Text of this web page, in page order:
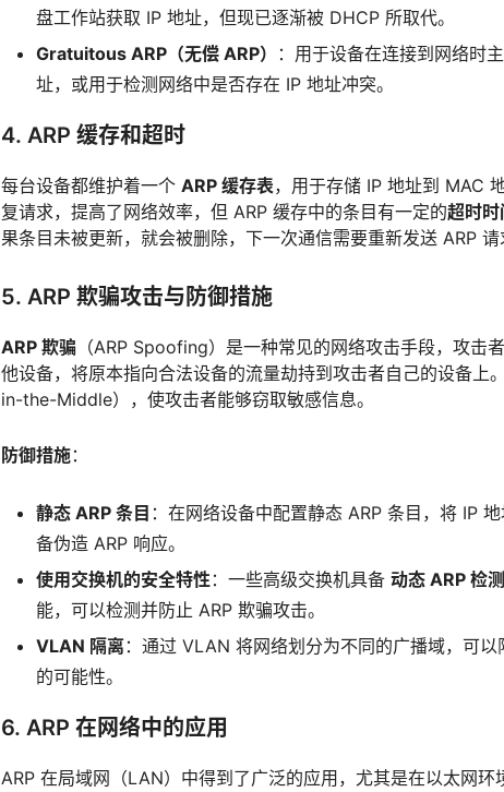
盘工作站获取 IP 地址，但现已逐渐被 DHCP 所取代。
Gratuitous ARP（无偿 ARP）
：用于设备在连接到网络时
址，或用于检测网络中是否存在 IP 地址冲突。
4. ARP 缓存和超时
每台设备都维护着一个 ARP 缓存表，用于存储 IP 地址到 MAC
复请求，提高了网络效率，但 ARP 缓存中的条目有一定的超时时
果条目未被更新，就会被删除，下一次通信需要重新发送 ARP 请
5. ARP 欺骗攻击与防御措施
ARP 欺骗 （ARP Spoofing）是一种常见的网络攻击手段，攻击
他设备，将原本指向合法设备的流量劫持到攻击者自己的设备上
in-the-Middle），使攻击者能够窃取敏感信息。
防御措施：
静态 ARP 条目 ：在网络设备中配置静态 ARP 条目，将 IP
备伪造 ARP 响应。
使用交换机的安全特性 ：一些高级交换机具备 动态 ARP 检
能，可以检测并防止 ARP 欺骗攻击。
VLAN 隔离：通过 VLAN 将网络划分为不同的广播域，可
的可能性。
6. ARP 在网络中的应用
ARP 在局域网（LAN）中得到了广泛的应用，尤其是在以太网